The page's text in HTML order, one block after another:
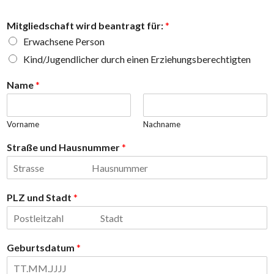
Mitgliedschaft wird beantragt für:*
Erwachsene Person
Kind/Jugendlicher durch einen Erziehungsberechtigten
Name*
Vorname Nachname
Straße und Hausnummer*
PLZ und Stadt *
Geburtsdatum *